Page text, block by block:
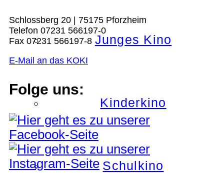
Junges Kino
Kinderkino
Schulkino
Schlossberg 20 | 75175 Pforzheim
Telefon 07231 566197-0
Fax 07231 566197-8
E-Mail an das KOKI
Folge uns: